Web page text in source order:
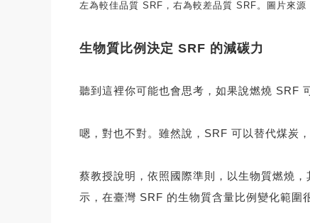
左為較佳品質 SRF，右為較差品質 SRF。圖片來
生物質比例決定 SRF 的減碳力
聽到這裡你可能也會思考，如果說燃燒 SRF
嗯，對也不對。雖然說，SRF 可以替代煤炭
蔡教授說明，依照國際準則，以生物質燃燒
示，在臺灣 SRF 的生物質含量比例變化範圍